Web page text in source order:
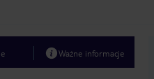
Ważne informacje
1/6